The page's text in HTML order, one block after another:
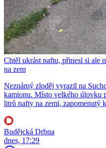
Chtěl ukrást naftu, přinesl si ale
na zem
Neznámý zloděj vyrazil na
kamionu. Místo velkého úlovku
litrů nafty na zemi, zapomenutý
Budějcká Drbna
dnes, 17:29